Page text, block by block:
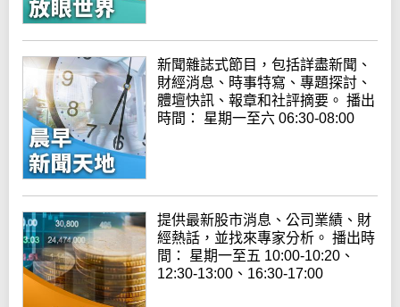
新聞雜誌式節目，包括詳盡新聞、
財經消息、時事特寫、專題探討、
體壇快訊、報章和社評摘要。 播出
時間： 星期一至六 06:30-08:00
提供最新股市消息、公司業績、財
經熱話，並找來專家分析。 播出時
間： 星期一至五 10:00-10:20、
12:30-13:00、16:30-17:00